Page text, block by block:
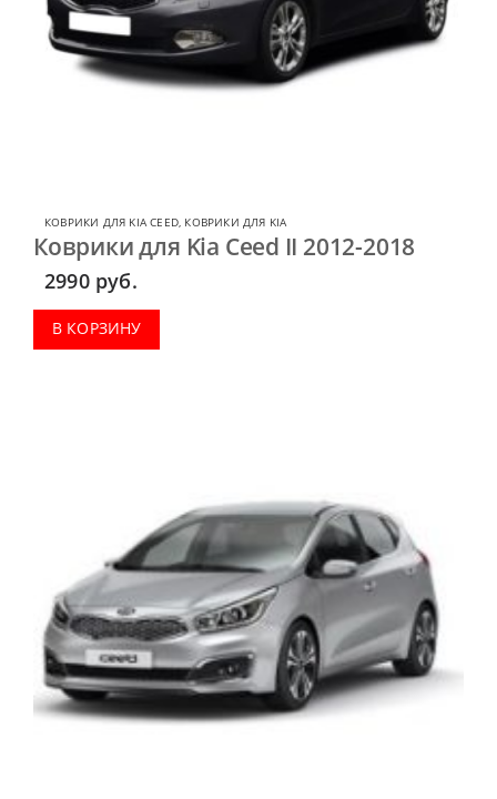
КОВРИКИ ДЛЯ KIA CEED, КОВРИКИ ДЛЯ KIA
Коврики для Kia Ceed II 2012-2018
2990 руб.
В КОРЗИНУ